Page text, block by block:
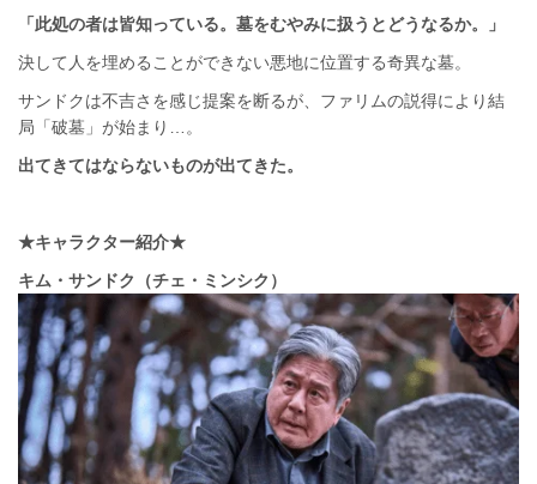
「此処の者は皆知っている。墓をむやみに扱うとどうなるか。」
決して人を埋めることができない悪地に位置する奇異な墓。
サンドクは不吉さを感じ提案を断るが、ファリムの説得により結
局「破墓」が始まり…。
出てきてはならないものが出てきた。
★キャラクター紹介★
キム・サンドク（チェ・ミンシク）